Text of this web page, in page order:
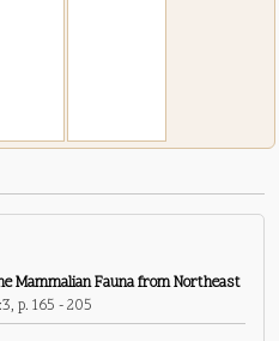
Mammalian Fauna from Northeast
p. 165 - 205